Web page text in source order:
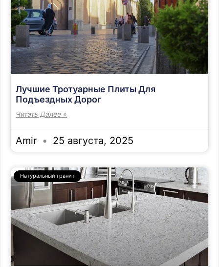
Лучшие Тротуарные Плиты Для
Подъездных Дорог
Читать Далее »
Amir 25 августа, 2025
Натуральный гранит